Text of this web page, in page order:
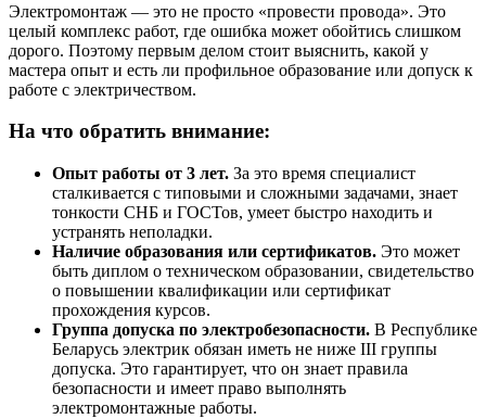
Электромонтаж — это не просто «провести провода». Это
целый комплекс работ, где ошибка может обойтись слишком
дорого. Поэтому первым делом стоит выяснить, какой у
мастера опыт и есть ли профильное образование или допуск к
работе с электричеством.
На что обратить внимание:
Опыт работы от 3 лет. За это время специалист
сталкивается с типовыми и сложными задачами, знает
тонкости СНБ и ГОСТов, умеет быстро находить и
устранять неполадки.
Наличие образования или сертификатов. Это может
быть диплом о техническом образовании, свидетельство
о повышении квалификации или сертификат
прохождения курсов.
Группа допуска по электробезопасности. В Республике
Беларусь электрик обязан иметь не ниже III группы
допуска. Это гарантирует, что он знает правила
безопасности и имеет право выполнять
электромонтажные работы.